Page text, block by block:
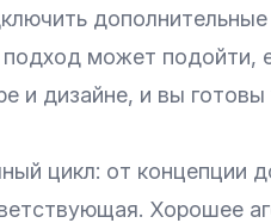
дополнительные
может подойти,
и дизайне, и вы
цикл: от концепции
Хорошее